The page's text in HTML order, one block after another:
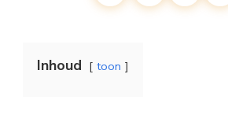
Inhoud toon